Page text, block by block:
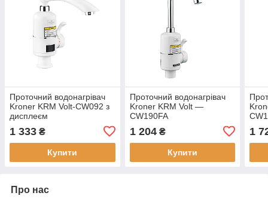
Проточний водонагрівач
Kroner KRM Volt-CW092 з
дисплеєм
1 333 ₴
Купити
Проточний водонагрівач
Kroner KRM Volt —
CW190FA
1 204₴
Купити
1
Про нас